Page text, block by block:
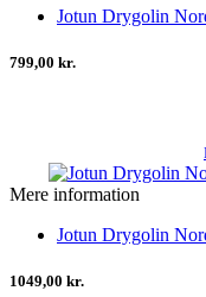
Jotun Drygolin
799,00 kr.
Mere information
Jotun Drygolin
1049,00 kr.